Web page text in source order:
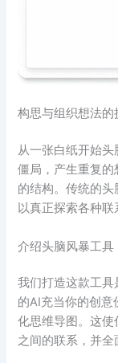
构思与组织想法的
从一张白纸开始
僵局，产生重复
的结构。传统的
以真正探索各种联
介绍头脑风暴工
我们打造这款工
的AI充当你的创
化思维导图。这
之间的联系，并全